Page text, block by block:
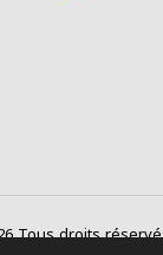
Tous droits